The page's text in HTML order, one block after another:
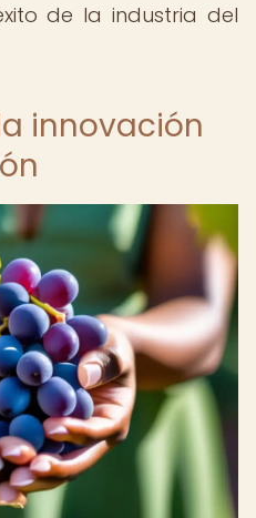
de la industria del
innovación